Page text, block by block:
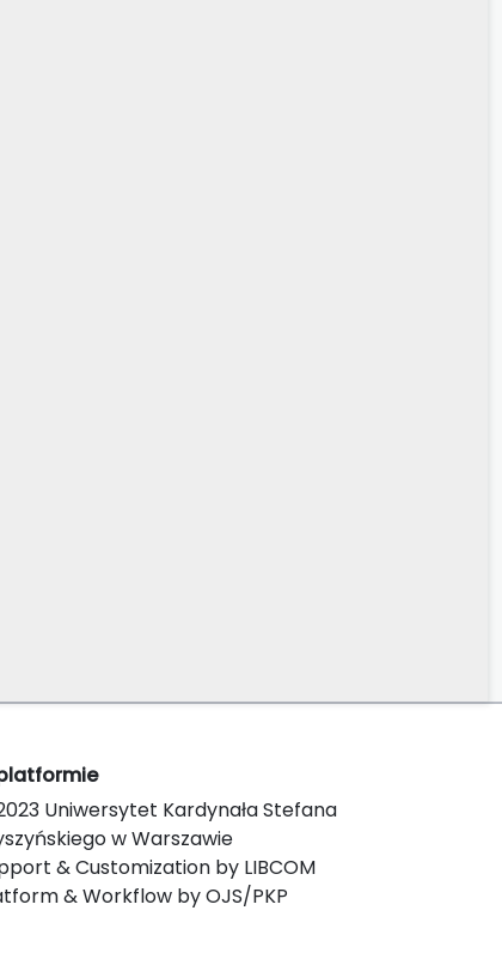
Uniwersytet Kardynała Stefana
w Warszawie
& Customization by LIBCOM
& Workflow by OJS/PKP